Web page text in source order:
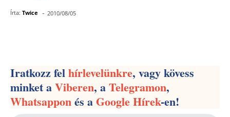
Írta: Twice - 2010/08/05
Iratkozz felhírlevelünkre, vagy kövess
minket aViberen, aTelegramon,
Whatsapponés aGoogle Hírek-en!